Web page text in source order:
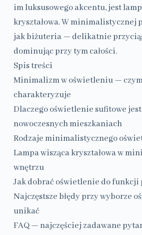
im luksusowego akcentu, jest
kryształowa. W minimalistycznej
jak biżuteria — delikatnie
dominując przy tym całości.
Spis treści
Minimalizm w oświetleniu —
charakteryzuje
Dlaczego oświetlenie sufitowe
nowoczesnych mieszkaniach
Rodzaje minimalistycznego
Lampa wisząca kryształowa w
wnętrzu
Jak dobrać oświetlenie do funkcji
Najczęstsze błędy przy wyborze
unikać
FAQ — najczęściej zadawane